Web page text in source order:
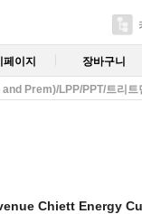
페이지 장바구니
Prem)/LPP/PPT/트리트
Chiett Energy